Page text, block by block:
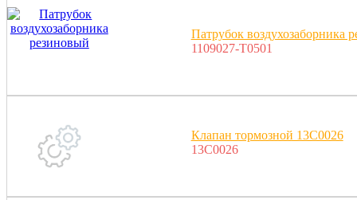
Патрубок воздухозаборника
1109027-T0501
Клапан тормозной 13C0026
13C0026